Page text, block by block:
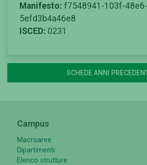
Manifesto: f7548941-103f-
5efd3b4a46e8
ISCED: 0231
SCHEDE ANNI
Campus
Macroaree
Dipartimenti
Elenco strutture